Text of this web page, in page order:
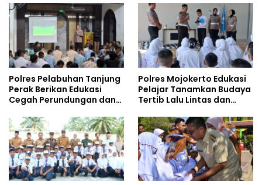
Kalangan Remaja
Doktoral Internasional
Polres Pelabuhan Tanjung
Perak Berikan Edukasi
Cegah Perundungan dan
kepada Pelajar MPLS
Polres Mojokerto Edukasi
Pelajar Tanamkan Budaya
Tertib Lalu Lintas dan